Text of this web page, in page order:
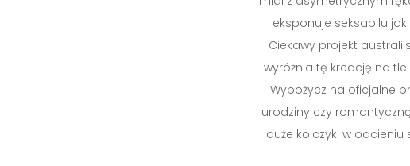
eksponuje seksapilu
Ciekawy projekt
wyróżnia tę kreację na tle
Wypożycz na oficjalne
urodziny czy
duże kolczyki w odcieniu